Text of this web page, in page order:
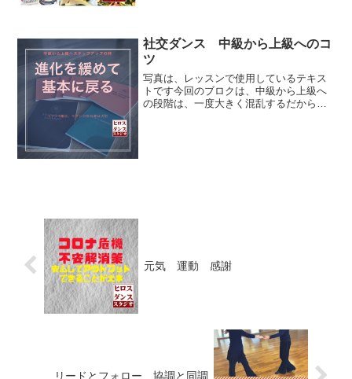
社交ダンス 中級から上級へのコ
ツ
写真は、レッスンで使用しているテキス
トです今回のブロクは、中級から上級へ
の段階は、一度大きく混乱するだからど
元気 運動 感謝
リードとフォロー 協調と同調